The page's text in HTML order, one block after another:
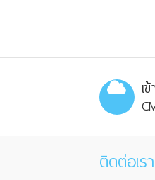
เ
ติดต่อเรา